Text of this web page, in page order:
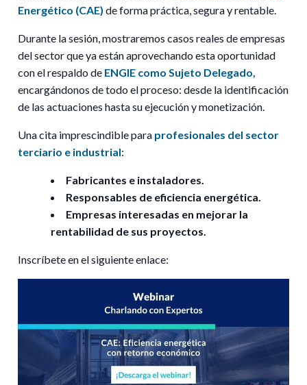
Energético (CAE) deformapráctica,segurayrentable.
Durante lasesión,mostraremos casos reales deempresas
delsectorqueyaestánaprovechando estaoportunidad
conelrespaldo de ENGIE como Sujeto Delegado,
encargándonos detodo elproceso: desde la identificación
de las actuaciones hastasuejecuciónymonetización.
Unacita imprescindiblepara profesionales del sector
terciario e industrial:
Fabricantes e instaladores.
Responsables de eficiencia energética.
Empresas interesadas en mejorar la
rentabilidad de sus proyectos.
Inscríbete en el siguiente enlace: